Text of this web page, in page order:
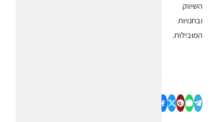
השיווק
ובחנויות
המובילות.